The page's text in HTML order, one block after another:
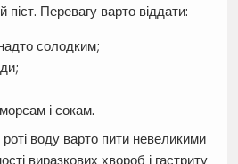
Перевагу варто віддати:
солодким;
і сокам.
воду варто пити невеликими
виразкових хвороб і гастриту